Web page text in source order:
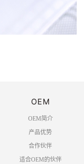
OEM
OEM简介
产品优势
合作伙伴
适合OEM的伙伴